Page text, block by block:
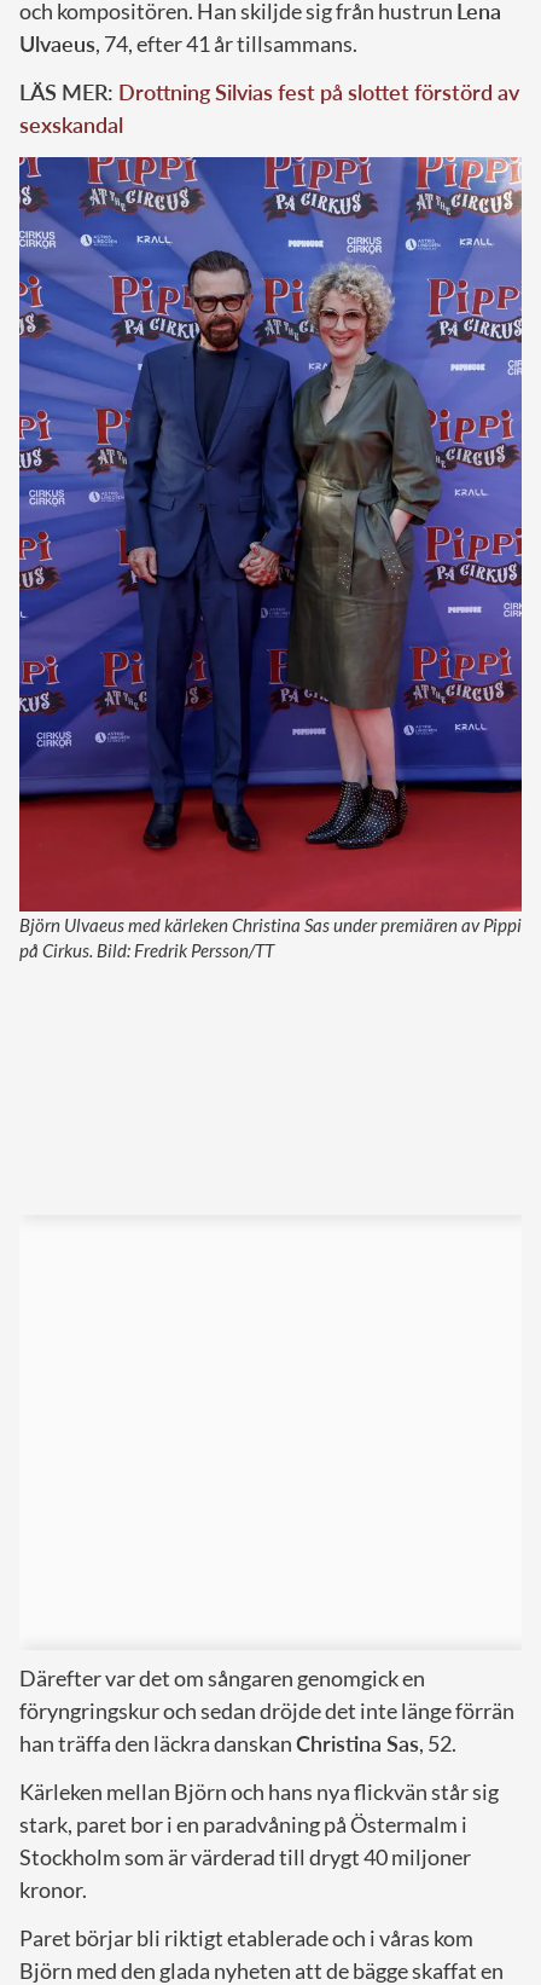
och kompositören. Han skiljde sig från hustrun Lena
Ulvaeus, 74, efter 41 år tillsammans.
LÄS MER: Drottning Silvias fest på slottet förstörd av
sexskandal
Björn Ulvaeus med kärleken Christina Sas under premiären av Pippi
på Cirkus. Bild: Fredrik Persson/TT
Därefter var det om sångaren genomgick en
föryngringskur och sedan dröjde det inte länge förrän
han träffa den läckra danskanChristina Sas, 52.
Kärleken mellan Björn och hans nya flickvän står sig
stark, paret bor i en paradvåning på Östermalm i
Stockholm som är värderad till drygt 40 miljoner
kronor.
Paret börjar bli riktigt etablerade och i våras kom
Björn med den glada nyheten att de bägge skaffat en